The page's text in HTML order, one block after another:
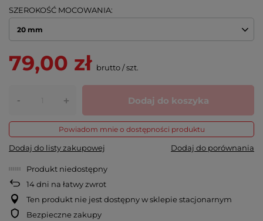
SZEROKOŚĆ MOCOWANIA
20 mm
79,00 zł brutto/szt.
- + Dodaj do koszyka
Powiadom mnie o dostępności produktu
Dodaj do listy zakupowej Dodaj do porównania
Produkt niedostępny
14dni na łatwy zwrot
Ten produkt nie jest dostępny w sklepie stacjonarnym
Bezpieczne zakupy